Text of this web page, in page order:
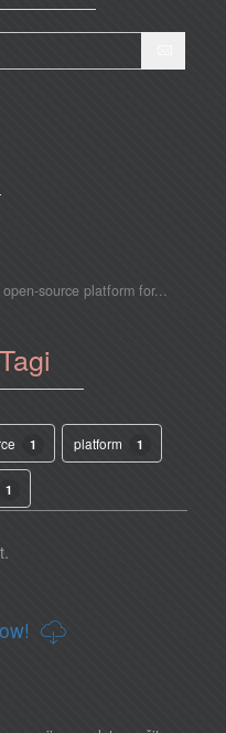
source platform for...
1 platform 1
1